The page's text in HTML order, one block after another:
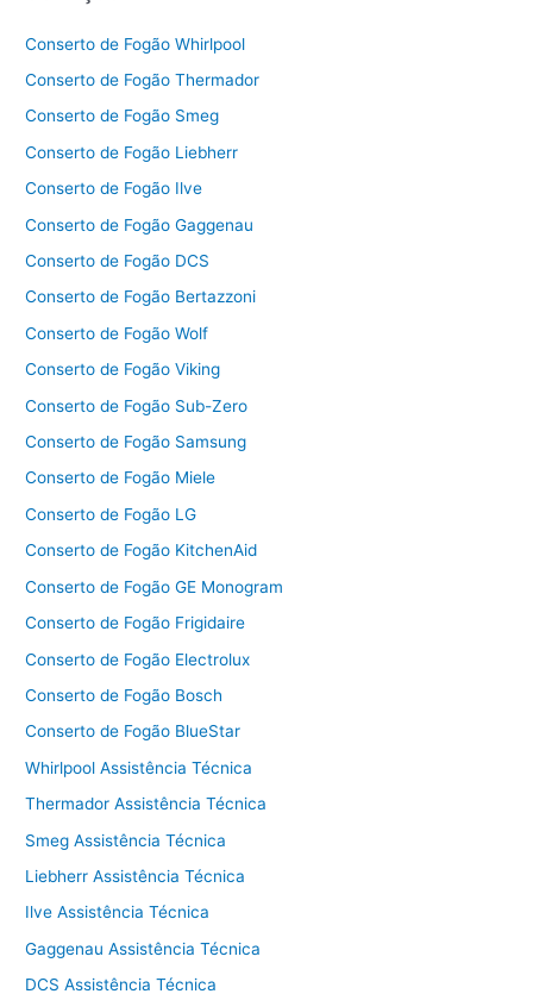
Conserto de Fogão Whirlpool
Conserto de Fogão Thermador
Conserto de Fogão Smeg
Conserto de Fogão Liebherr
Conserto de Fogão Ilve
Conserto de Fogão Gaggenau
Conserto de Fogão DCS
Conserto de Fogão Bertazzoni
Conserto de Fogão Wolf
Conserto de Fogão Viking
Conserto de Fogão Sub-Zero
Conserto de Fogão Samsung
Conserto de Fogão Miele
Conserto de Fogão LG
Conserto de Fogão KitchenAid
Conserto de Fogão GE Monogram
Conserto de Fogão Frigidaire
Conserto de Fogão Electrolux
Conserto de Fogão Bosch
Conserto de Fogão BlueStar
Whirlpool Assistência Técnica
Thermador Assistência Técnica
Smeg Assistência Técnica
Liebherr Assistência Técnica
Ilve Assistência Técnica
Gaggenau Assistência Técnica
DCS Assistência Técnica